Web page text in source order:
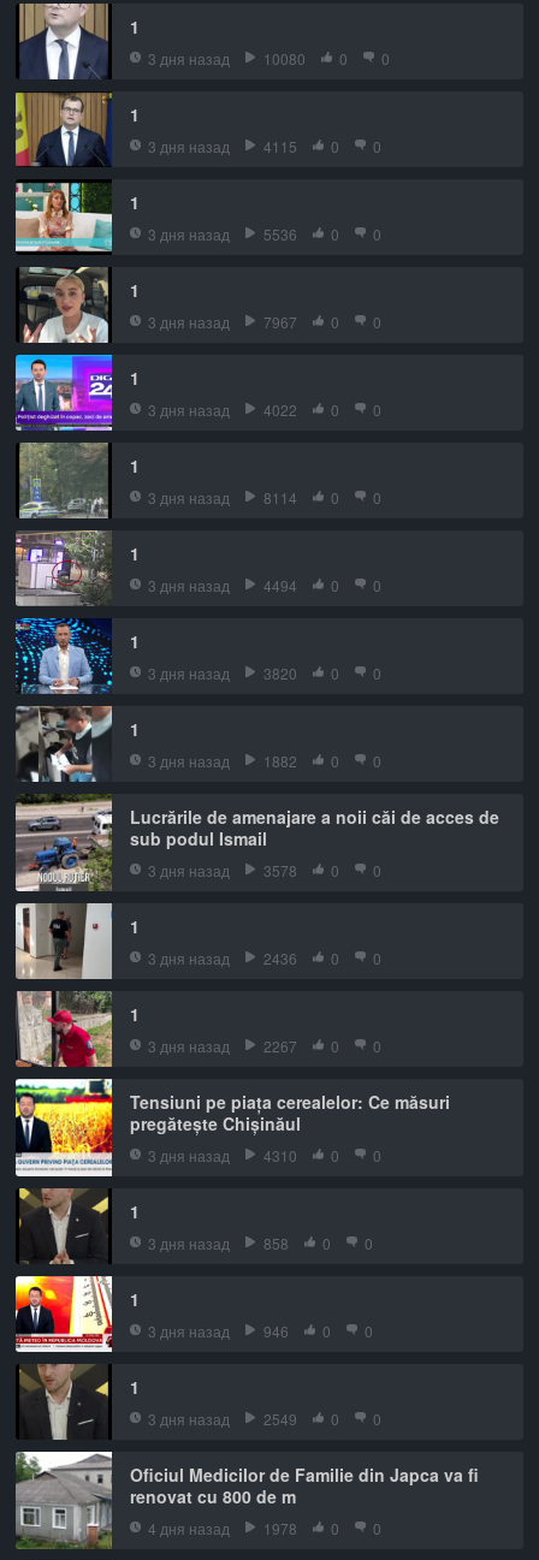
1
3 дня назад 10080 0 0
1
3 дня назад 4115 0 0
1
3 дня назад 5536 0 0
1
3 дня назад 7967 0 0
1
3 дня назад 4022 0 0
1
3 дня назад 8114 0 0
1
3 дня назад 4494 0 0
1
3 дня назад 3820 0 0
1
3 дня назад 1882 0 0
Lucrările de amenajare a noii căi de acces de
sub podul Ismail
3 дня назад 3578 0 0
1
3 дня назад 2436 0 0
1
3 дня назад 2267 0 0
Tensiuni pe piața cerealelor: Ce măsuri
pregătește Chișinăul
3 дня назад 4310 0 0
1
3 дня назад 858 0 0
1
3 дня назад 946 0 0
1
3 дня назад 2549 0 0
Oficiul Medicilor de Familie din Japca va fi
renovat cu 800 de m
4 дня назад 1978 0 0